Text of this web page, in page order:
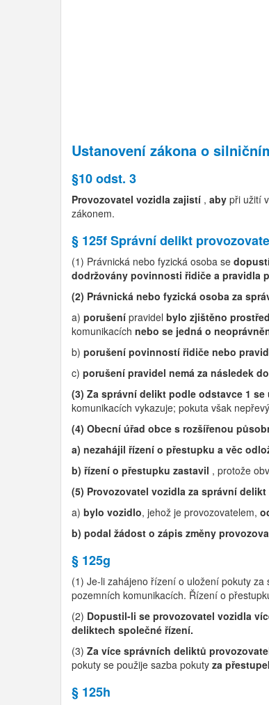
Ustanovení zákona o
§10 odst. 3
Provozovatel vozidla zajistí , aby při užití
zákonem.
§ 125f Správní delikt
(1) Právnická nebo fyzická osoba se
dodržovány povinnosti řidiče a pravidla
(2) Právnická nebo fyzická osoba za
a) porušení pravidel bylo zjištěno
komunikacích nebo se jedná o
b) porušení povinností řidiče nebo
c) porušení pravidel nemá za následek
(3) Za správní delikt podle odstavce 1 se
komunikacích vykazuje; pokuta však
(4) Obecní úřad obce s rozšířenou
a) nezahájil řízení o přestupku a věc
b) řízení o přestupku zastavil , protože
(5) Provozovatel vozidla za správní
a) bylo vozidlo, jehož je provozovatelem,
b) podal žádost o zápis změny
§ 125g
(1) Je-li zahájeno řízení o uložení pokuty
pozemních komunikacích. Řízení o
(2) Dopustil-li se provozovatel vozidla
deliktech společné řízení.
(3) Za více správních deliktů
pokuty se použije sazba pokuty za
§ 125h